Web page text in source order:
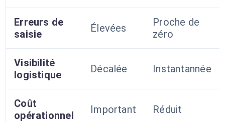
Erreurs de
saisie
Élevées
Proche de
zéro
Visibilité
logistique
Décalée Instantannée
Coût
opérationnel
Important Réduit